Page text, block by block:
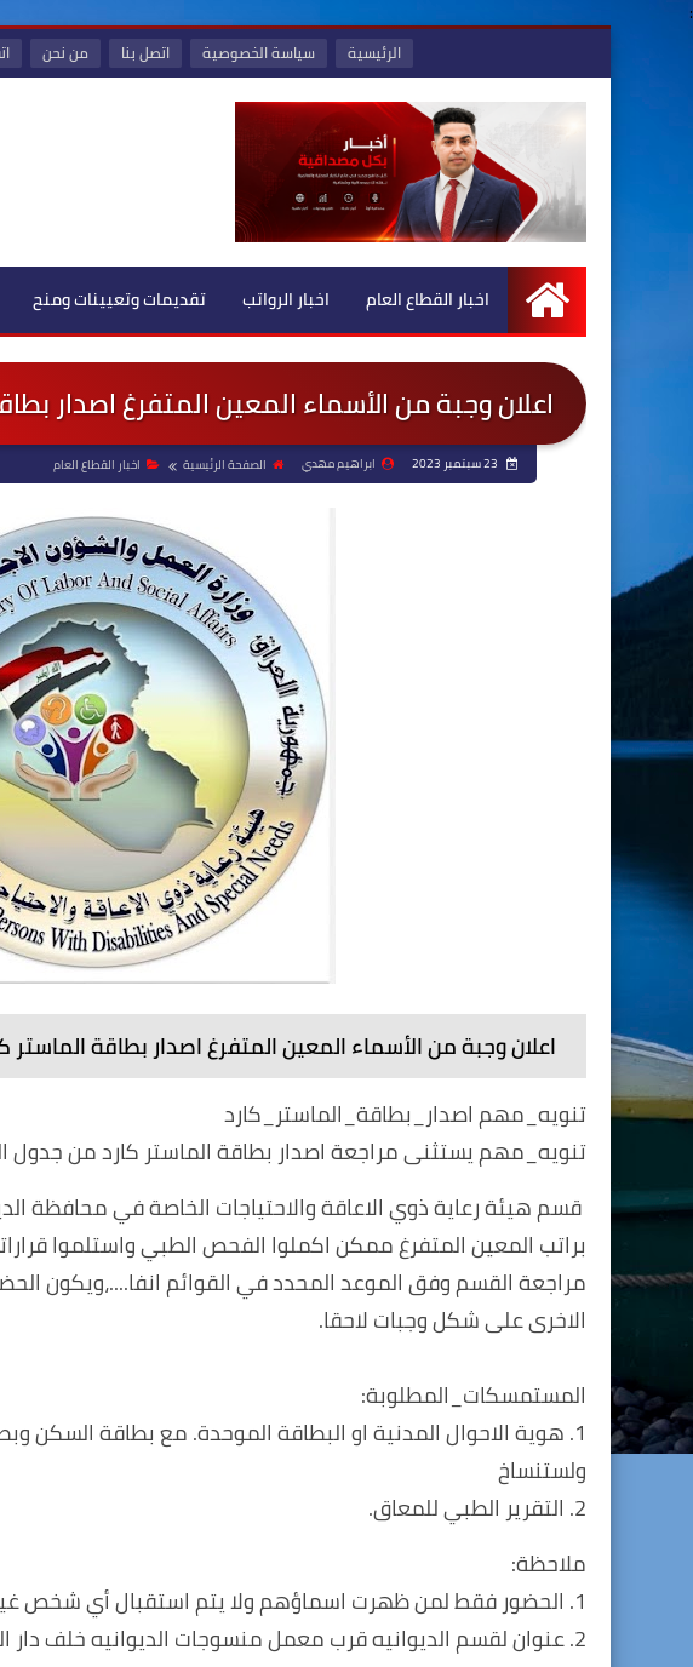
:
الرئيسية سياسة الخصوصية اتصل بنا من نحن
الرئيسية
اخبار القطاع العام اخبار الرواتب تقديمات وتعيينات ومنح
اعلان وجبة من الأسماء المعين المتفرغ اصدار
ابراهيم مهدي الصفحة الرئيسية اخبار القطاع العام
اعلان وجبة من الأسماء المعين المتفرغ اصدار بطاقة الماستر
تنويه_مهم اصدار_بطاقة_الماستر_كارد
تنويه_مهم يستثنى مراجعة اصدار بطاقة الماستر كارد من جدول
قسم هيئة رعاية ذوي الاعاقة والاحتياجات الخاصة في محافظة
براتب المعين المتفرغ ممكن اكملوا الفحص الطبي واستلموا
مراجعة القسم وفق الموعد المحدد في القوائم انفا....،ويكون
الاخرى على شكل وجبات لاحقا.
المستمسكات_المطلوبة:
1. هوية الاحوال المدنية او البطاقة الموحدة. مع بطاقة السكن
ولستنساخ
2. التقرير الطبي للمعاق.
ملاحظة:
1. الحضور فقط لمن ظهرت اسماؤهم ولا يتم استقبال أي شخص غير معلن اسمه،
2. عنوان لقسم الديوانيه قرب معمل منسوجات الديوانيه خلف دار الدوله لرعاية الايتام .